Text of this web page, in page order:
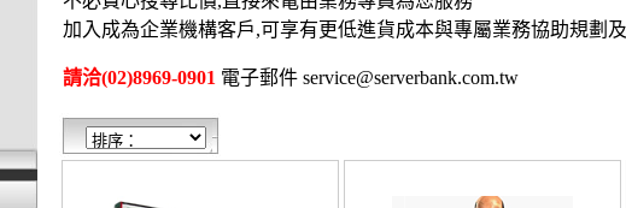
加入成為企業機構客戶,可享有更低進貨成本與專屬業務協助規劃
請洽(02)8969-0901 電子郵件 service@serverbank.com.tw